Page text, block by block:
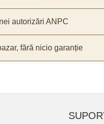
autorizări ANPC
fără nicio garanție